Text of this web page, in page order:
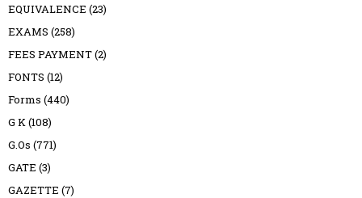
EQUIVALENCE (23)
EXAMS (258)
FEES PAYMENT(2)
FONTS (12)
Forms (440)
G K(108)
G.Os (771)
GATE (3)
GAZETTE (7)